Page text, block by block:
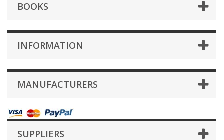
BOOKS
INFORMATION
MANUFACTURERS
SUPPLIERS